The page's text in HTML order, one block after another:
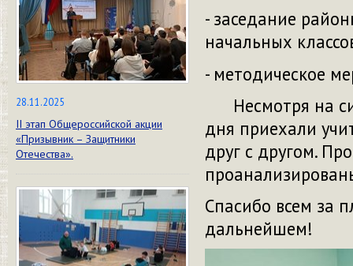
28.11.2025
II этап Общероссийской акции
«Призывник – Защитники
Отечества».
- заседание
начальных
- методическое
Несмотря на
дня приехали
друг с другом.
Спасибо всем за
дальнейшем!